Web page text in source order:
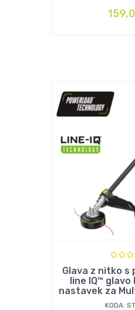
Glava z nitko s
line IQ™ glavo
nastavek za
KODA: